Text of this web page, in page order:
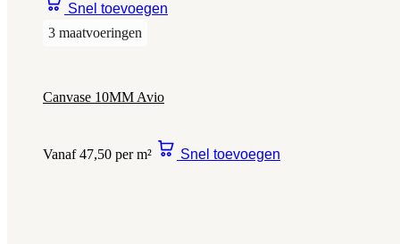
Snel toevoegen
3 maatvoeringen
Canvase 10MM Avio
Vanaf 47,50 per m² Snel toevoegen